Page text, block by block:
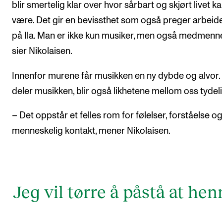
blir smertelig klar over hvor sårbart og skjørt livet
være. Det gir en bevissthet som også preger
på Ila. Man er ikke kun musiker, men også
sier Nikolaisen.
Innenfor murene får musikken en ny dybde og alvor.
deler musikken, blir også likhetene mellom oss
– Det oppstår et felles rom for følelser, forståelse og
menneskelig kontakt, mener Nikolaisen.
Jeg vil tørre å påstå at